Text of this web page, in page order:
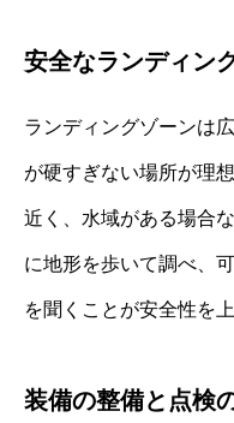
安全なランディン
ランディングゾーンは
が硬すぎない場所が理
近く、水域がある場合
に地形を歩いて調べ、
を聞くことが安全性を上
装備の整備と点検